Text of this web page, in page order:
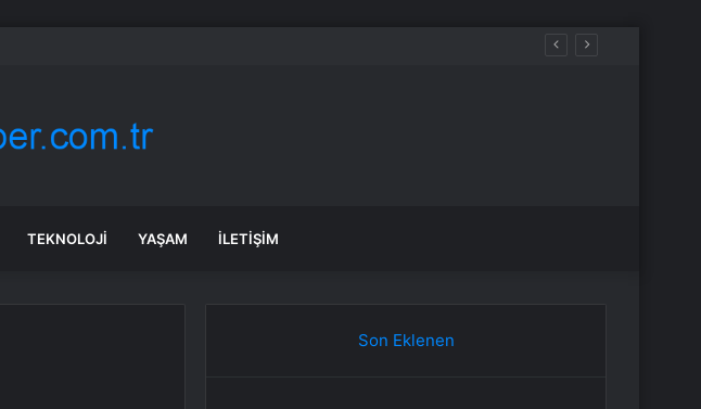
Kızım iş için görüşmüş olabilir
TEKNOLOJI YAŞAM İLETIŞIM
Son Eklenen